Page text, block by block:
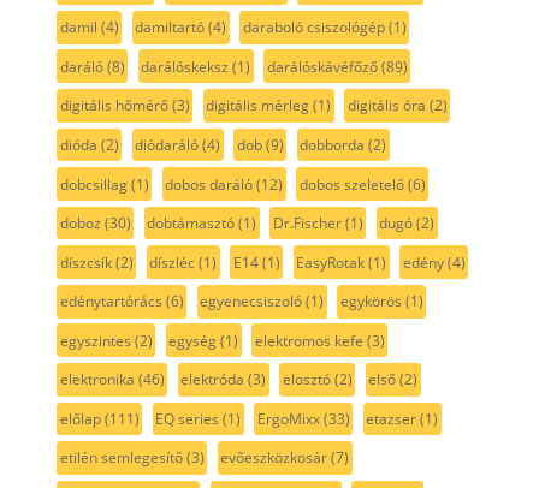
damil (4) damiltartó(4) daraboló csiszológép(1)
daráló(8) darálóskeksz (1) darálóskávéfőző(89)
digitális hőmérő(3) digitális mérleg(1) digitális óra (2)
dióda (2) diódaráló(4) dob(9) dobborda (2)
dobcsillag(1) dobos daráló(12) dobos szeletelő(6)
doboz (30) dobtámasztó(1) Dr.Fischer(1) dugó(2)
díszcsík(2) díszléc(1) E14(1) EasyRotak(1) edény(4)
edénytartórács (6) egyenecsiszoló(1) egykörös (1)
egyszintes (2) egység(1) elektromos kefe (3)
elektronika (46) elektróda (3) elosztó(2) első(2)
előlap(111) EQ series (1) ErgoMixx(33) etazser(1)
etilén semlegesítő(3) evőeszközkosár(7)